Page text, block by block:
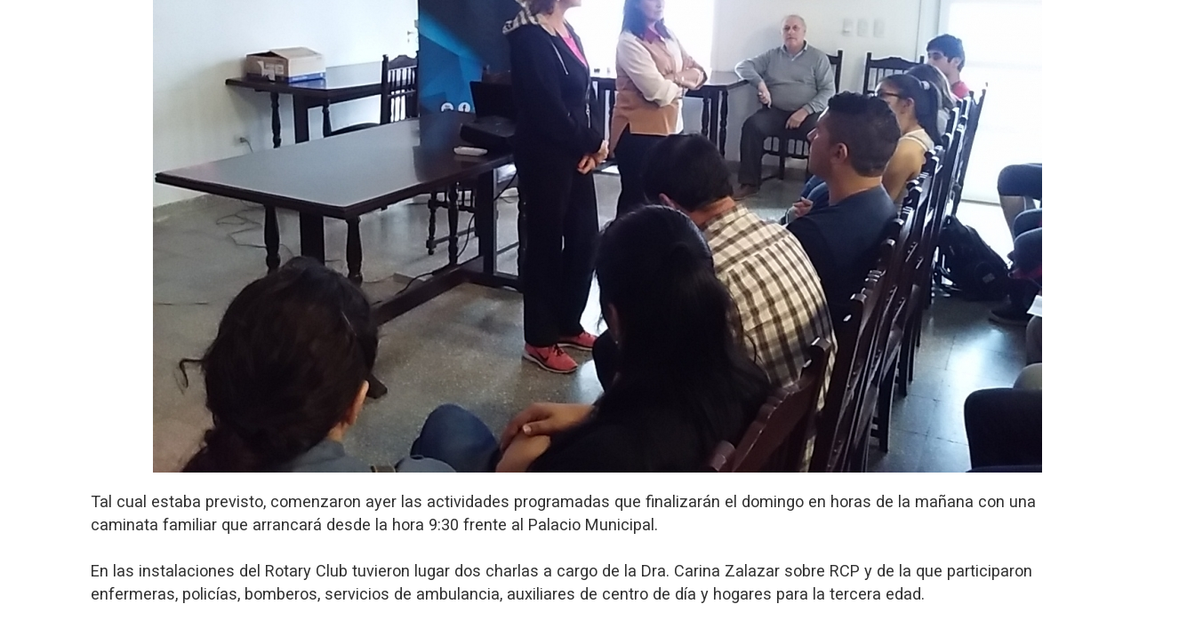
Tal cual estaba previsto, comenzaron ayer las actividades programadas que finalizarán el domingo en horas de la mañana con una
caminata familiar que arrancará desde la hora 9:30 frente al Palacio Municipal.
En las instalaciones del Rotary Club tuvieron lugar dos charlas a cargo de la Dra. Carina Zalazar sobre RCP y de la que participaron
enfermeras, policías, bomberos, servicios de ambulancia, auxiliares de centro de día y hogares para la tercera edad.